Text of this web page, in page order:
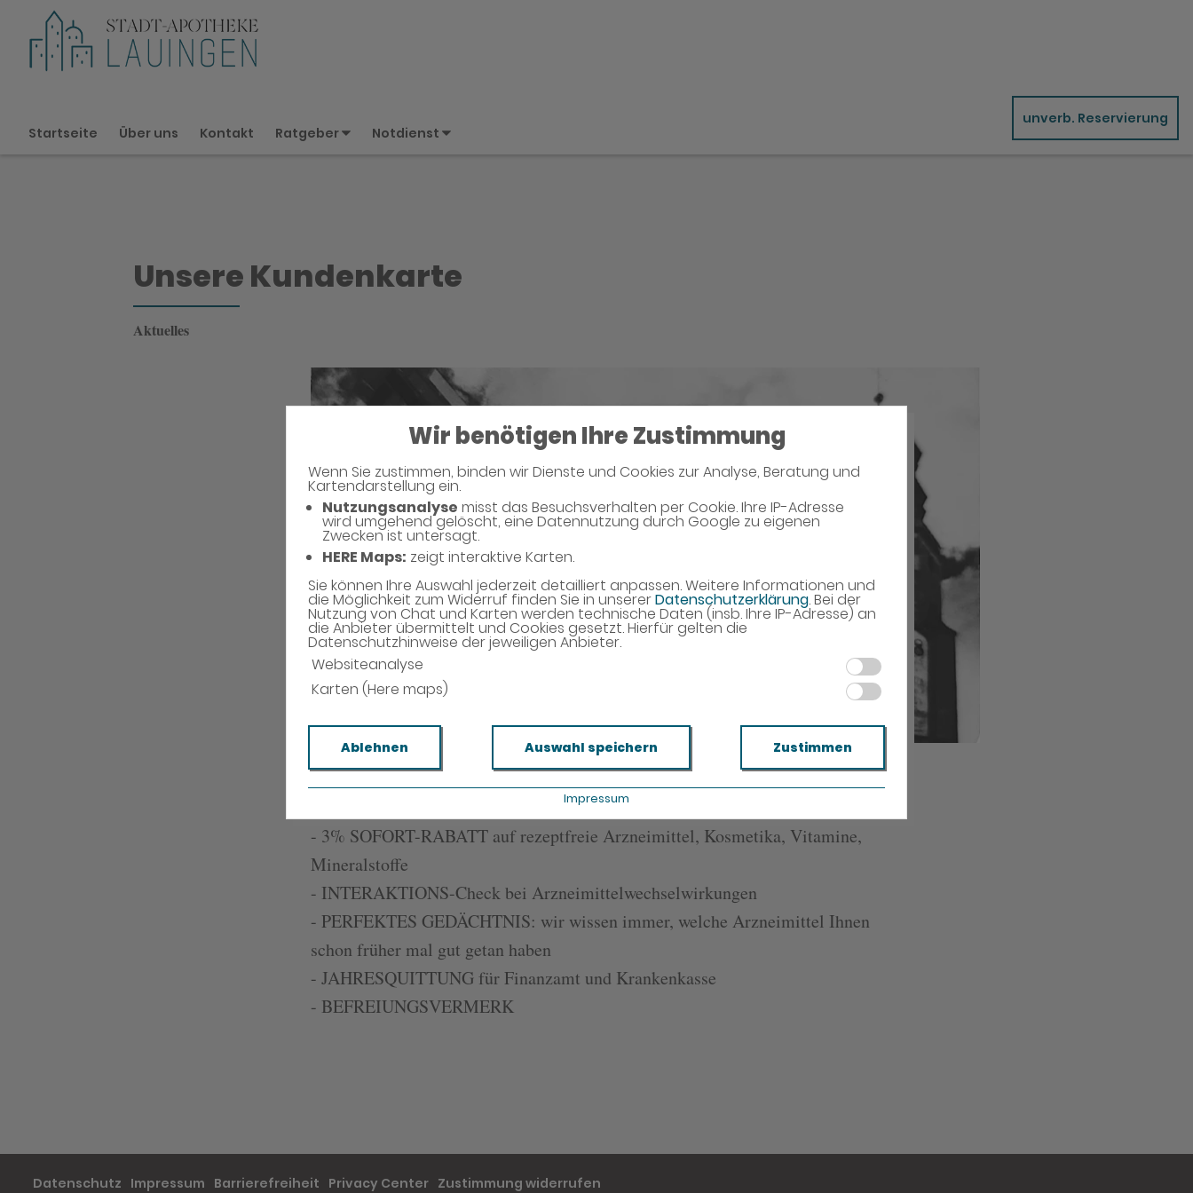
Wir benötigen Ihre Zustimmung
Wenn Sie zustimmen, binden wir Dienste und Cookies zur Analyse, Beratung und
Kartendarstellung ein.
Nutzungsanalyse misst das Besuchsverhalten per Cookie. Ihre IP-Adresse
wird umgehend gelöscht, eine Datennutzung durch Google zu eigenen
Zwecken ist untersagt.
HERE Maps: zeigt interaktive Karten.
Sie können Ihre Auswahl jederzeit detailliert anpassen. Weitere Informationen und
die Möglichkeit zum Widerruf finden Sie in unsererDatenschutzerklärung. Bei der
Nutzung von Chat und Karten werden technische Daten (insb. Ihre IP-Adresse) an
die Anbieter übermittelt und Cookies gesetzt. Hierfür gelten die
Datenschutzhinweise der jeweiligen Anbieter.
Websiteanalyse
Karten (Here maps)
Ablehnen Auswahl speichern Zustimmen
Impressum
Startseite Über uns Kontakt Ratgeber Notdienst
unverb. Reservierung
Unsere Kundenkarte
Aktuelles
DAS SIND DIE VORTEILE IHRER PERSÖNLICHEN KUNDENKARTE:
- 3% SOFORT-RABATT auf rezeptfreie Arzneimittel, Kosmetika, Vitamine,
Mineralstoffe
- INTERAKTIONS-Check bei Arzneimittelwechselwirkungen
- PERFEKTES GEDÄCHTNIS: wir wissen immer, welche Arzneimittel Ihnen
schon früher mal gut getan haben
- JAHRESQUITTUNG für Finanzamt und Krankenkasse
- BEFREIUNGSVERMERK
Datenschutz Impressum Barrierefreiheit Privacy Center Zustimmung widerrufen